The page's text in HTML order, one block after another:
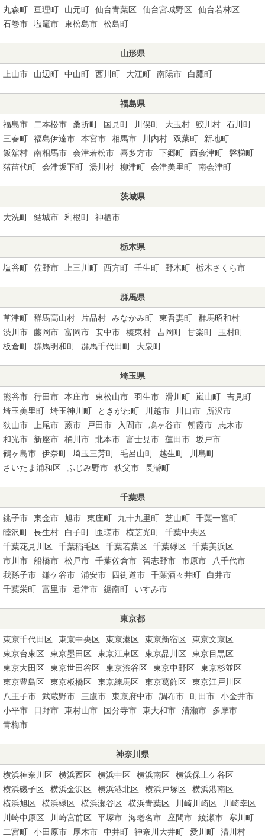
丸森町 亘理町 山元町 仙台青葉区 仙台宮城野区
仙台若林区
石巻市
塩竈市 東松島市 松島町
山形県
上山市 山辺町 中山町 西川町 大江町 南陽市 白鷹町
福島県
福島市 二本松市 桑折町 国見町 川俣町 大玉村 鮫川村
石川町
三春町
福島伊達市 本宮市 相馬市 川内村 双葉町
新地町
飯舘村
南相馬市 会津若松市 喜多方市 下郷町 西会津町
磐梯町
猪苗代町
会津坂下町 湯川村 柳津町 会津美里町 南会津町
茨城県
大洗町 結城市 利根町 神栖市
栃木県
塩谷町 佐野市 上三川町 西方町 壬生町 野木町 栃木さくら市
群馬県
草津町 群馬高山村 片品村 みなかみ町 東吾妻町
群馬昭和村
渋川市
藤岡市 富岡市 安中市 榛東村 吉岡町 甘楽町
玉村町
板倉町
群馬明和町 群馬千代田町 大泉町
埼玉県
熊谷市 行田市 本庄市 東松山市 羽生市 滑川町 嵐山町
吉見町
埼玉美里町
埼玉神川町 ときがわ町 川越市 川口市
所沢市
狭山市
上尾市 蕨市 戸田市 入間市 鳩ヶ谷市 朝霞市
志木市
和光市
新座市 桶川市 北本市 富士見市 蓮田市
坂戸市
鶴ヶ島市
伊奈町 埼玉三芳町 毛呂山町 越生町
川島町
さいたま浦和区
ふじみ野市 秩父市 長瀞町
千葉県
銚子市 東金市 旭市 東庄町 九十九里町 芝山町
千葉一宮町
睦沢町
長生村 白子町 匝瑳市 横芝光町
千葉中央区
千葉花見川区
千葉稲毛区 千葉若葉区 千葉緑区
千葉美浜区
市川市
船橋市 松戸市 千葉佐倉市 習志野市 市原市
八千代市
我孫子市
鎌ケ谷市 浦安市 四街道市 千葉酒々井町
白井市
千葉栄町
富里市 君津市 鋸南町 いすみ市
東京都
東京千代田区 東京中央区 東京港区 東京新宿区
東京文京区
東京台東区
東京墨田区 東京江東区 東京品川区
東京目黒区
東京大田区
東京世田谷区 東京渋谷区 東京中野区
東京杉並区
東京豊島区
東京板橋区 東京練馬区 東京葛飾区
東京江戸川区
八王子市
武蔵野市 三鷹市 東京府中市 調布市 町田市
小金井市
小平市
日野市 東村山市 国分寺市 東大和市 清瀬市
多摩市
青梅市
神奈川県
横浜神奈川区 横浜西区 横浜中区 横浜南区
横浜保土ケ谷区
横浜磯子区
横浜金沢区 横浜港北区 横浜戸塚区
横浜港南区
横浜旭区
横浜緑区 横浜瀬谷区 横浜青葉区 川崎川崎区
川崎幸区
川崎中原区
川崎宮前区 平塚市 海老名市 座間市 綾瀬市
寒川町
二宮町
小田原市 厚木市 中井町 神奈川大井町 愛川町
清川村